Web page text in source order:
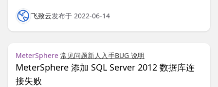
飞致云发布于 2022-06-14
MeterSphere 常见问题新人入手BUG 说明
MeterSphere 添加 SQL Server 2012 数据库连
接失败